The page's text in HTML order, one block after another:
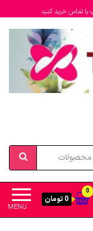
یا تماس خرید کنید
MENU
0
0 تومان